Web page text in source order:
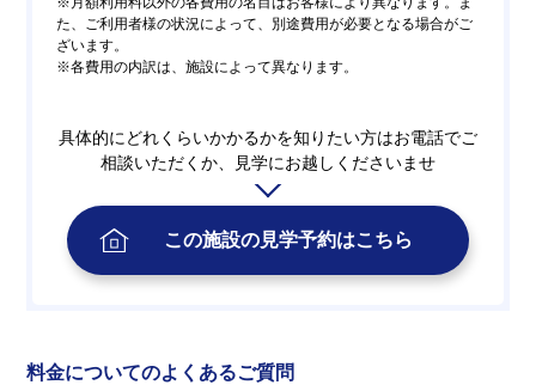
た、ご利用者様の状況によって、別途費用が必要となる場合がご
ざいます。
※各費用の内訳は、施設によって異なります。
具体的にどれくらいかかるかを知りたい方はお電話でご
相談いただくか、見学にお越しくださいませ
この施設の見学予約はこちら
料金についてのよくあるご質問